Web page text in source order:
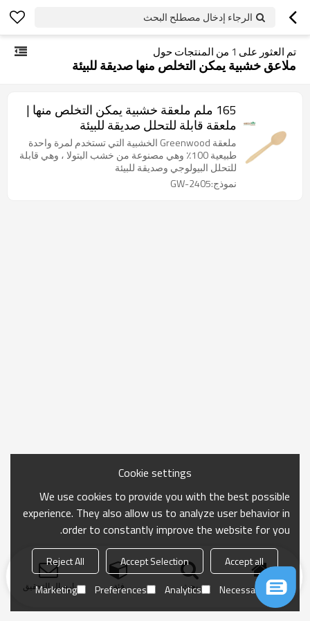
الرجاء إدخال مصطلح البحث
تم العثور على 1 من المنتجات حول
ملاعق خشبية يمكن التخلص منها صديقة للبيئة
165 ملم ملعقة خشبية يمكن التخلص منها |
ملعقة قابلة للتحلل صديقة للبيئة
ملعقة Greenwood الخشبية التي تستخدم لمرة واحدة
طبيعية 100٪ وهي مصنوعة من خشب البتولا ، وهي قابلة
للتحلل البيولوجي وصديقة للبيئة
نموذج:GW-2405
منزل بحث فئة ارسال التحقيق
Cookie settings
We use cookies to provide you with the best possible
experience. They also allow us to analyze user behavior in
order to constantly improve the website for you.
Accept all
Accept Selection
Reject All
Necessary
Analytics
Preferences
Marketing